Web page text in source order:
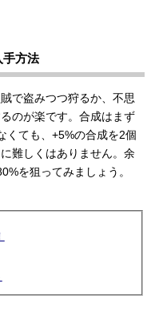
手方法
で盗みつつ狩るか、不思
のが楽です。合成はまず
くても、+5%の合成を2個
難しくはありません。余
を狙ってみましょう。